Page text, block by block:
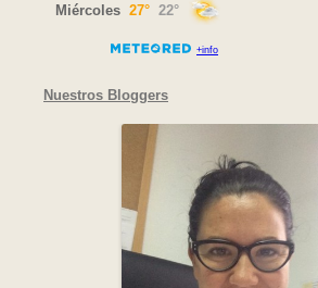
Nuestros Bloggers